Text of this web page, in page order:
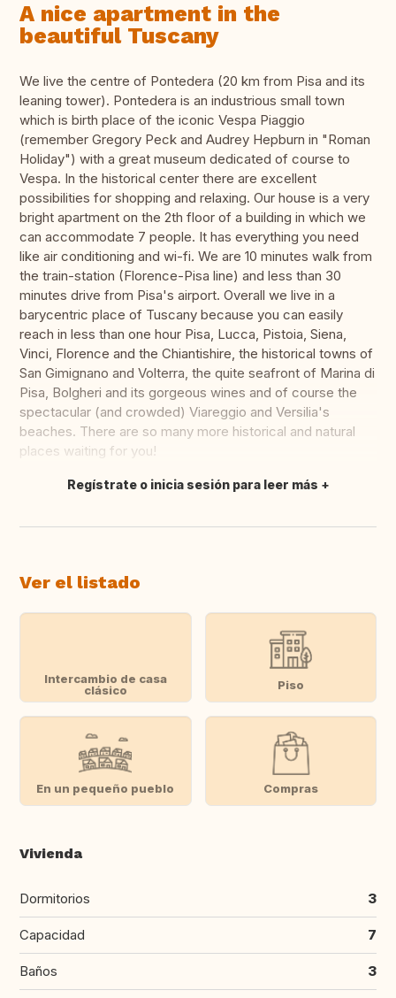
A nice apartment in the
beautiful Tuscany
We live the centre of Pontedera (20 km from Pisa and its
leaning tower). Pontedera is an industrious small town
which is birth place of the iconic Vespa Piaggio
(remember Gregory Peck and Audrey Hepburn in "Roman
Holiday") with a great museum dedicated of course to
Vespa. In the historical center there are excellent
possibilities for shopping and relaxing. Our house is a very
bright apartment on the 2th floor of a building in which we
can accommodate 7 people. It has everything you need
like air conditioning and wi-fi. We are 10 minutes walk from
the train-station (Florence-Pisa line) and less than 30
minutes drive from Pisa's airport. Overall we live in a
barycentric place of Tuscany because you can easily
reach in less than one hour Pisa, Lucca, Pistoia, Siena,
Vinci, Florence and the Chiantishire, the historical towns of
San Gimignano and Volterra, the quite seafront of Marina di
Pisa, Bolgheri and its gorgeous wines and of course the
spectacular (and crowded) Viareggio and Versilia's
beaches. There are so many more historical and natural
places waiting for you!
Traducir
Regístrate o inicia sesión para leer más
Ver el listado
Intercambio de casa
clásico
Piso
En un pequeño pueblo Compras
Vivienda
Dormitorios 3
Capacidad 7
Baños 3